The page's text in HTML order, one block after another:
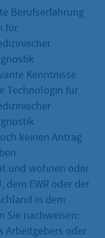
Berufserfahrung
für
Kenntnisse
Technologin für
keinen Antrag
und wohnen oder
dem EWR oder der
in dem
Sie nachweisen:
Arbeitgebers oder